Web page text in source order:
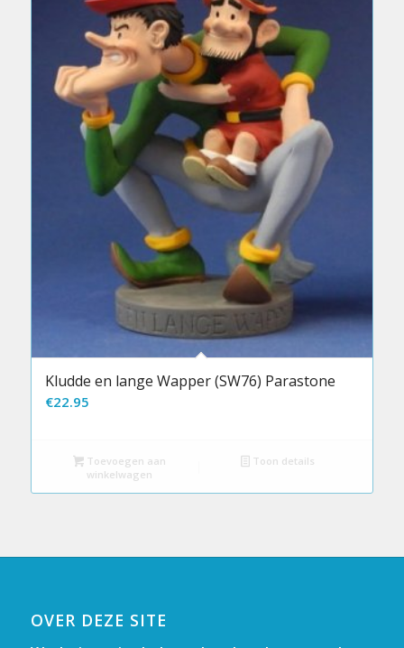
Kludde en lange Wapper (SW76) Parastone
€22.95
Toevoegen aan
winkelwagen
Toon details
OVER DEZE SITE